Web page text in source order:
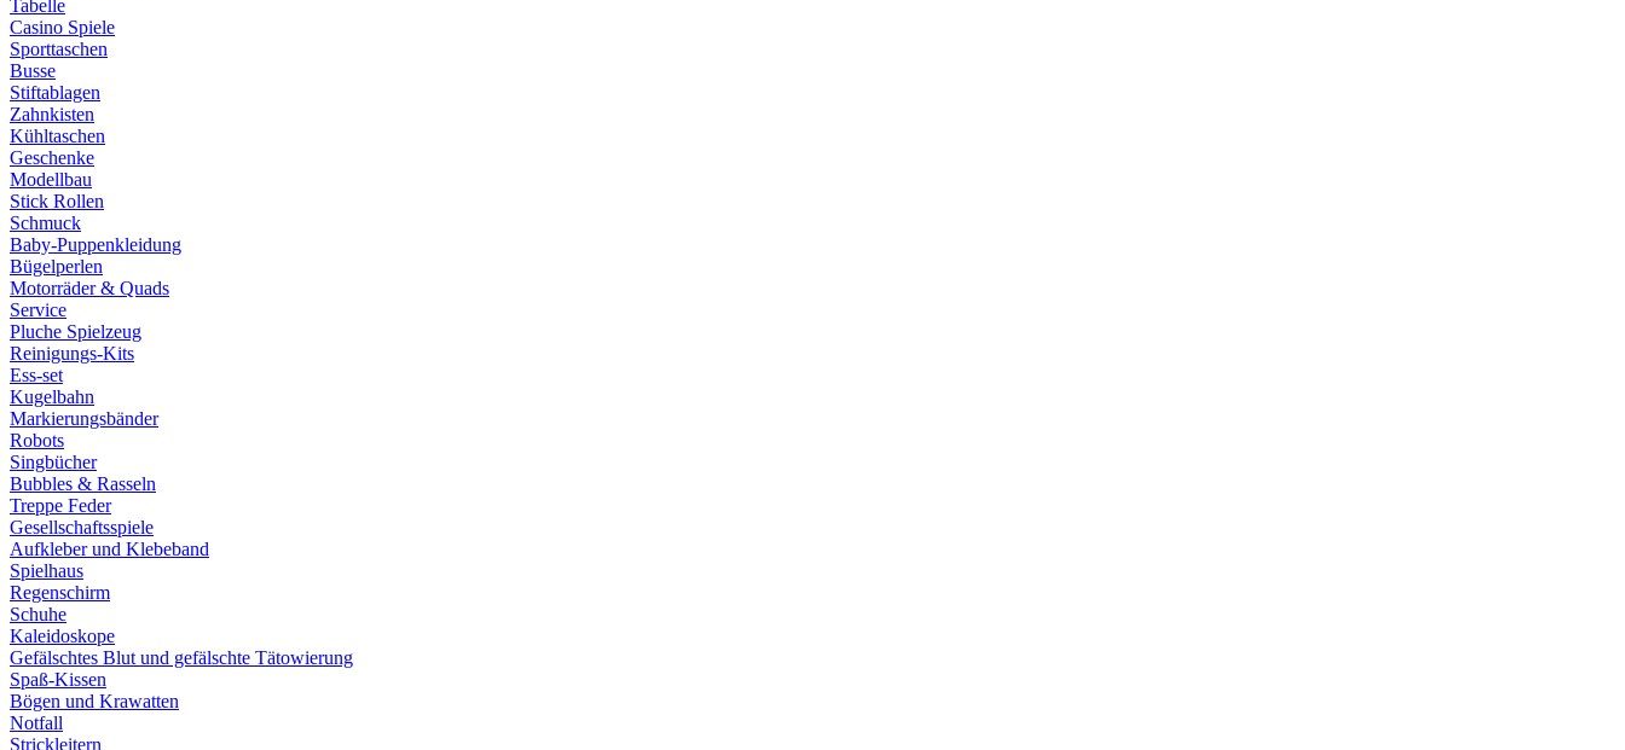
Tabelle
Casino Spiele
Sporttaschen
Busse
Stiftablagen
Zahnkisten
Kühltaschen
Geschenke
Modellbau
Stick Rollen
Schmuck
Baby-Puppenkleidung
Bügelperlen
Motorräder & Quads
Service
Pluche Spielzeug
Reinigungs-Kits
Ess-set
Kugelbahn
Markierungsbänder
Robots
Singbücher
Bubbles & Rasseln
Treppe Feder
Gesellschaftsspiele
Aufkleber und Klebeband
Spielhaus
Regenschirm
Schuhe
Kaleidoskope
Gefälschtes Blut und gefälschte Tätowierung
Spaß-Kissen
Bögen und Krawatten
Notfall
Strickleitern